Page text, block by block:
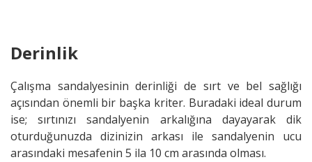
Derinlik
Çalışma sandalyesinin derinliği de sırt ve bel sağlığı
açısından önemli bir başka kriter. Buradaki ideal durum
ise; sırtınızı sandalyenin arkalığına dayayarak dik
oturduğunuzda dizinizin arkası ile sandalyenin ucu
arasındaki mesafenin 5 ila 10 cm arasında olması.